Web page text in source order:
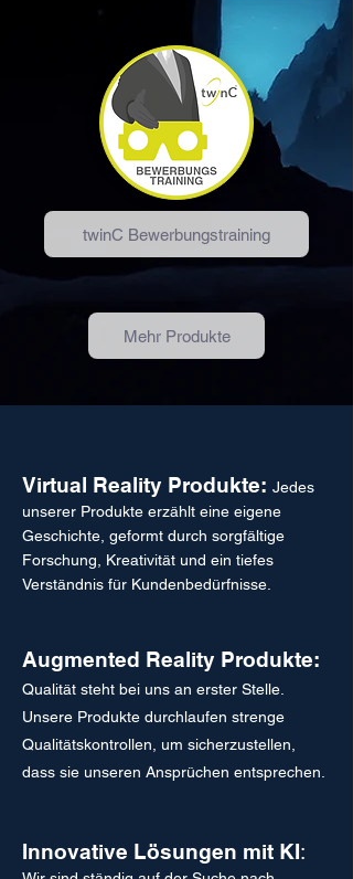
twinC Bewerbungstraining
Mehr Produkte
Virtual Reality Produkte: Jedes
unserer Produkte erzählt eine eigene
Geschichte, geformt durch sorgfältige
Forschung, Kreativität und ein tiefes
Verständnis für Kundenbedürfnisse.
Augmented Reality Produkte:
Qualität steht bei uns an erster Stelle.
Unsere Produkte durchlaufen strenge
Qualitätskontrollen, um sicherzustellen,
dass sie unseren Ansprüchen entsprechen.
Innovative Lösungen mit KI: